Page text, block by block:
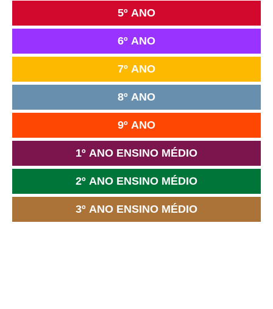
5º ANO
6º ANO
7º ANO
8º ANO
9º ANO
1º ANO ENSINO MÉDIO
2º ANO ENSINO MÉDIO
3º ANO ENSINO MÉDIO